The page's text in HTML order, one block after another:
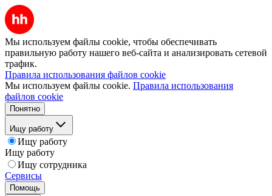
Мы используем файлы cookie, чтобы обеспечивать
правильную работу нашего веб-сайта и анализировать сетевой
трафик.
Правила использования файлов cookie
Мы используем файлы cookie. Правила использования
файлов cookie
Понятно
Ищу работу
Ищу работу
Ищу работу
Ищу сотрудника
Сервисы
Помощь